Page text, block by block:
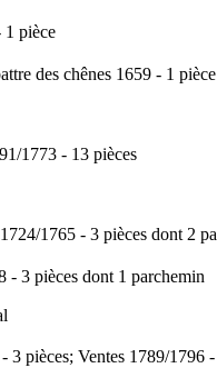
pièce
des chênes 1659 - 1 pièce
1773 - 13 pièces
1765 - 3 pièces dont 2
3 pièces dont 1 parchemin
pièces; Ventes 1789/1796 -